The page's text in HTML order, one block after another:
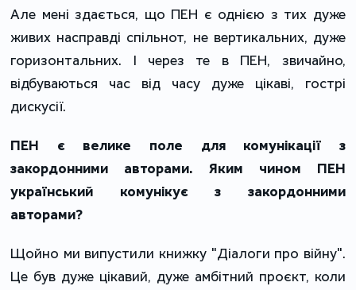
Але мені здається, що ПЕН є однією з тих дуже
живих насправді спільнот, не вертикальних, дуже
горизонтальних. І через те в ПЕН, звичайно,
відбуваються час від часу дуже цікаві, гострі
дискусії.
ПЕН є велике поле для комунікації з
закордонними авторами. Яким чином ПЕН
український комунікує з закордонними
авторами?
Щойно ми випустили книжку "Діалоги про війну".
Це був дуже цікавий, дуже амбітний проєкт, коли